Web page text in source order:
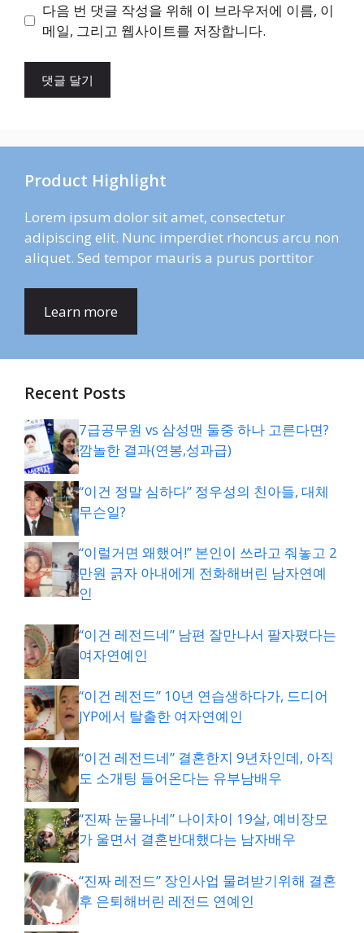
트
다음 번 댓글 작성을 위해 이 브라우저에 이름, 이
메일, 그리고 웹사이트를 저장합니다.
Product Highlight
Lorem ipsum dolor sit amet, consectetur
adipiscing elit. Nunc imperdiet rhoncus arcu non
aliquet. Sed tempor mauris a purus porttitor
Learn more
Recent Posts
7급공무원 vs 삼성맨 둘중 하나 고른다면?
깜놀한 결과(연봉,성과급)
“이건 정말 심하다” 정우성의 친아들, 대체
무슨일?
“이럴거면 왜했어!” 본인이 쓰라고 줘놓고 2
만원 긁자 아내에게 전화해버린 남자연예
인
“이건 레전드네” 남편 잘만나서 팔자폈다는
여자연예인
“이건 레전드” 10년 연습생하다가, 드디어
JYP에서 탈출한 여자연예인
“이건 레전드네” 결혼한지 9년차인데, 아직
도 소개팅 들어온다는 유부남배우
“진짜 눈물나네” 나이차이 19살, 예비장모
가 울면서 결혼반대했다는 남자배우
“진짜 레전드” 장인사업 물려받기위해 결혼
후 은퇴해버린 레전드 연예인